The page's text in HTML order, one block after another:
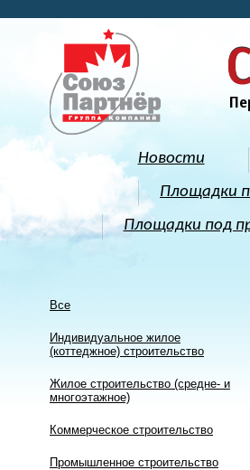
Новости
Площадки
Площадки под
Все
Индивидуальное жилое
(коттеджное) строительство
Жилое строительство (средне- и
многоэтажное)
Коммерческое строительство
Промышленное строительство